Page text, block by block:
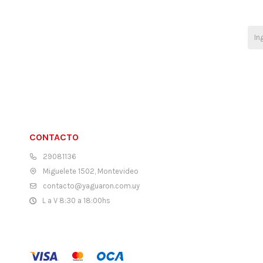
CONTACTO
29081136
Miguelete 1502, Montevideo
contacto@yaguaron.com.uy
L a V 8:30 a 18:00hs